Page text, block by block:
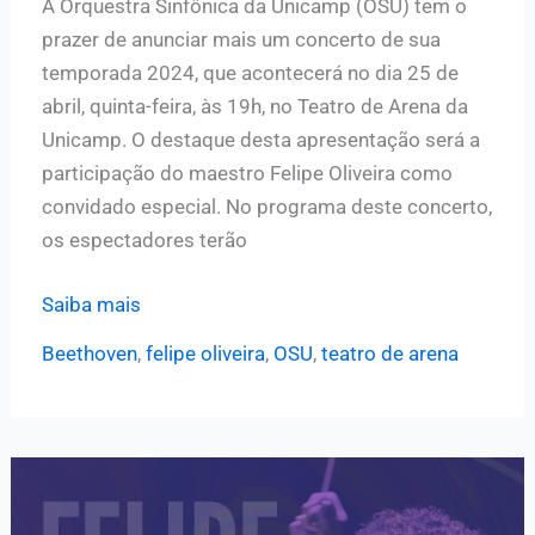
A Orquestra Sinfônica da Unicamp (OSU) tem o
prazer de anunciar mais um concerto de sua
temporada 2024, que acontecerá no dia 25 de
abril, quinta-feira, às 19h, no Teatro de Arena da
Unicamp. O destaque desta apresentação será a
participação do maestro Felipe Oliveira como
convidado especial. No programa deste concerto,
os espectadores terão
Orquestra
maestro
Saiba mais
Beethoven, felipe oliveira, OSU, teatro de arena